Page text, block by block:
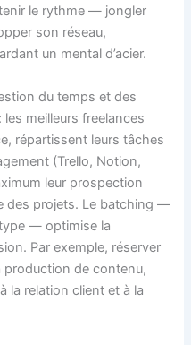
le rythme — jongler
son réseau,
un mental d’acier.
du temps et des
les meilleurs freelances
répartissent leurs tâches
(Trello, Notion,
leur prospection
des projets. Le batching —
— optimise la
Par exemple, réserver
production de contenu,
la relation client et à la